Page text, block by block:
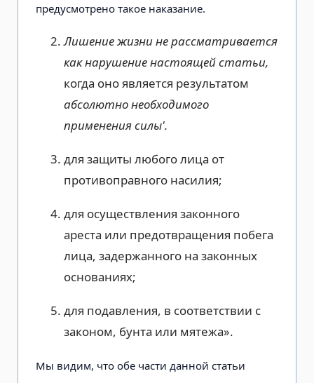
предусмотрено такое наказание.
Лишение жизни не рассматривается
как нарушение настоящей статьи,
когда оно является результатом
абсолютно необходимого
применения силы'.
для защиты любого лица от
противоправного насилия;
для осуществления законного
ареста или предотвращения побега
лица, задержанного на законных
основаниях;
для подавления, в соответствии с
законом, бунта или мятежа».
Мы видим, что обе части данной статьи